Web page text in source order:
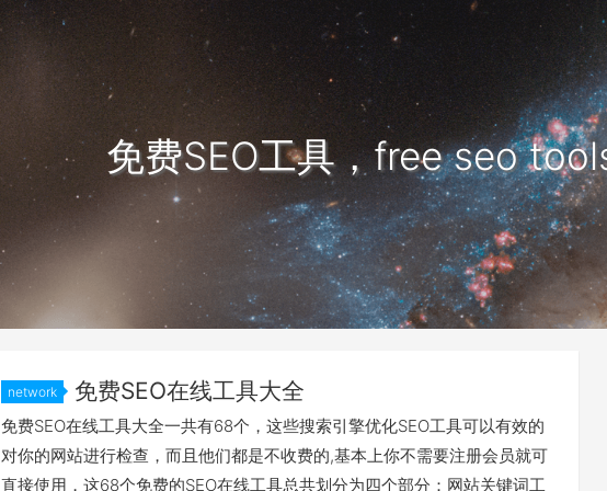
免费SEO工具，free seo
network 免费SEO在线工具大全
免费SEO在线工具大全一共有68个，这些搜索引擎优化SEO工具可以有效的
对你的网站进行检查，而且他们都是不收费的,基本上你不需要注册会员就可
直接使用，这68个免费的SEO在线工具总共划分为四个部分：网站关键词工